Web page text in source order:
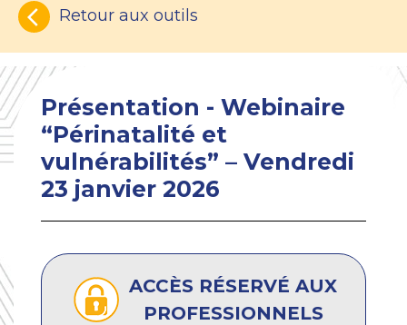
Retour aux outils
Présentation - Webinaire
“Périnatalité et
vulnérabilités” – Vendredi
23 janvier 2026
ACCÈS RÉSERVÉ AUX
PROFESSIONNELS